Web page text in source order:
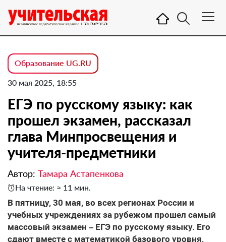
Образование UG.RU
30 мая 2025, 18:55
ЕГЭ по русскому языку: как
прошел экзамен, рассказал
глава Минпросвещения и
учителя-предметники
Автор: Тамара Астапенкова
На чтение: ≈ 11 мин.
В пятницу, 30 мая, во всех регионах России и
учебных учреждениях за рубежом прошел самый
массовый экзамен – ЕГЭ по русскому языку. Его
сдают вместе с математикой базового уровня,